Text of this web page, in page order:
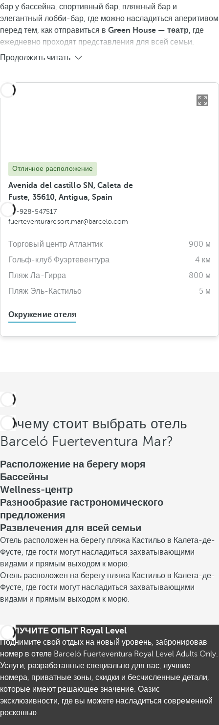
бар у бассейна, спортивный бар, пляжный бар и
элегантный лобби-бар, где можно насладиться аперитивом
перед тем, как отправиться в Green House — театр, где
ежедневно проходят представления для всей семьи.
Продолжить читать
Отличное расположение
Avenida del castillo SN, Caleta de
Fuste, 35610, Antigua, Spain
34-928-547517
fuerteventuraresort.mar@barcelo.com
Торговый центр Атлантик
900 м
Гольф-клуб Фуэртевентура
4 км
Пляж Ла-Гирра
800 м
Пляж Эль-Кастильо
5 м
Окружение отеля
Почему стоит выбрать отель
Barceló Fuerteventura Mar?
Расположение на берегу моря
Бассейны
Wellness-центр
Разнообразие гастрономического
предложения
Развлечения для всей семьи
Отель расположен на берегу пляжа Кастильо в Калета-де-
Фусте, где гости могут насладиться захватывающими
видами и прямым выходом к морю.
Отель расположен на берегу пляжа Кастильо в Калета-де-
Фусте, где гости могут насладиться захватывающими
видами и прямым выходом к морю.
ПОЛУЧИТЕ ОПЫТ Royal Level
Поднимите свой отдых на новый уровень, забронировав
номер в отеле Barceló Fuerteventura Royal Level Adults Only.
Услуги, разработанные специально для вас, лучшие
номера, приватные зоны, скидки и бесчисленные детали,
которые имеют решающее значение. Оазис
эксклюзивности, где вы можете насладиться современной
роскошью.